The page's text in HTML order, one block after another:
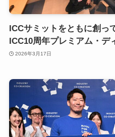
ICCサミットをともに創っ
ICC10周年プレミアム・デ
2026年3月17日